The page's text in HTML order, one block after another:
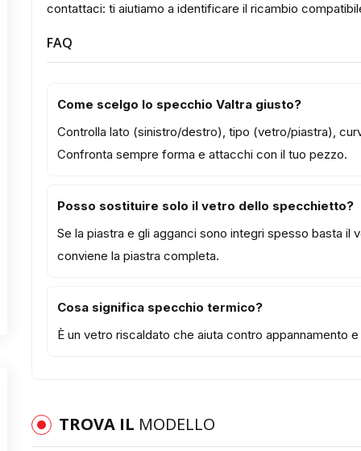
contattaci: ti aiutiamo a identificare il ricambio
FAQ
Come scelgo lo specchio Valtra giusto?
Controlla lato (sinistro/destro), tipo (vetro/piastra),
Confronta sempre forma e attacchi con il tuo pezzo.
Posso sostituire solo il vetro dello specchietto?
Se la piastra e gli agganci sono integri spesso basta
conviene la piastra completa.
Cosa significa specchio termico?
È un vetro riscaldato che aiuta contro appannamento
TROVA IL MODELLO